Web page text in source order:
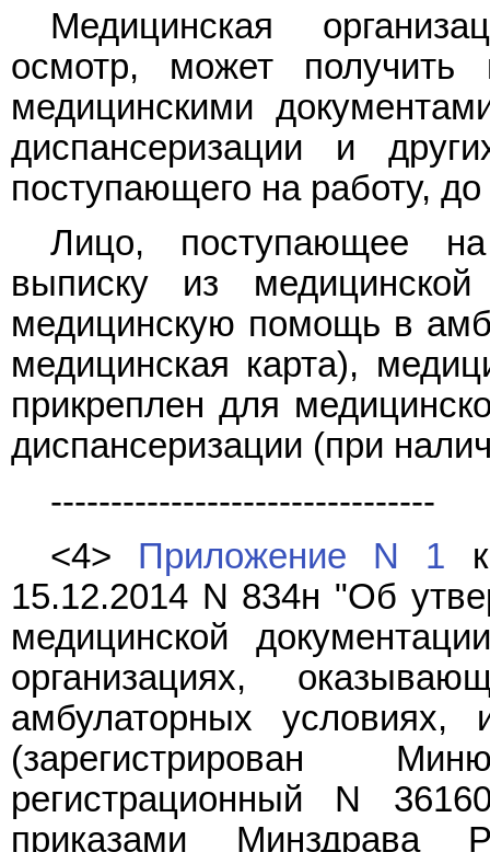
Медицинская
осмотр, может получить
медицинскими
диспансеризации и
поступающего на работу,
Лицо, поступающее на
выписку из
медицинскую помощь в
медицинская карта),
прикреплен для
диспансеризации (при
--------------------------------
<4> Приложение N 1
15.12.2014 N 834н "Об
медицинской
организациях,
амбулаторных
(зарегистрирован
регистрационный N
приказами